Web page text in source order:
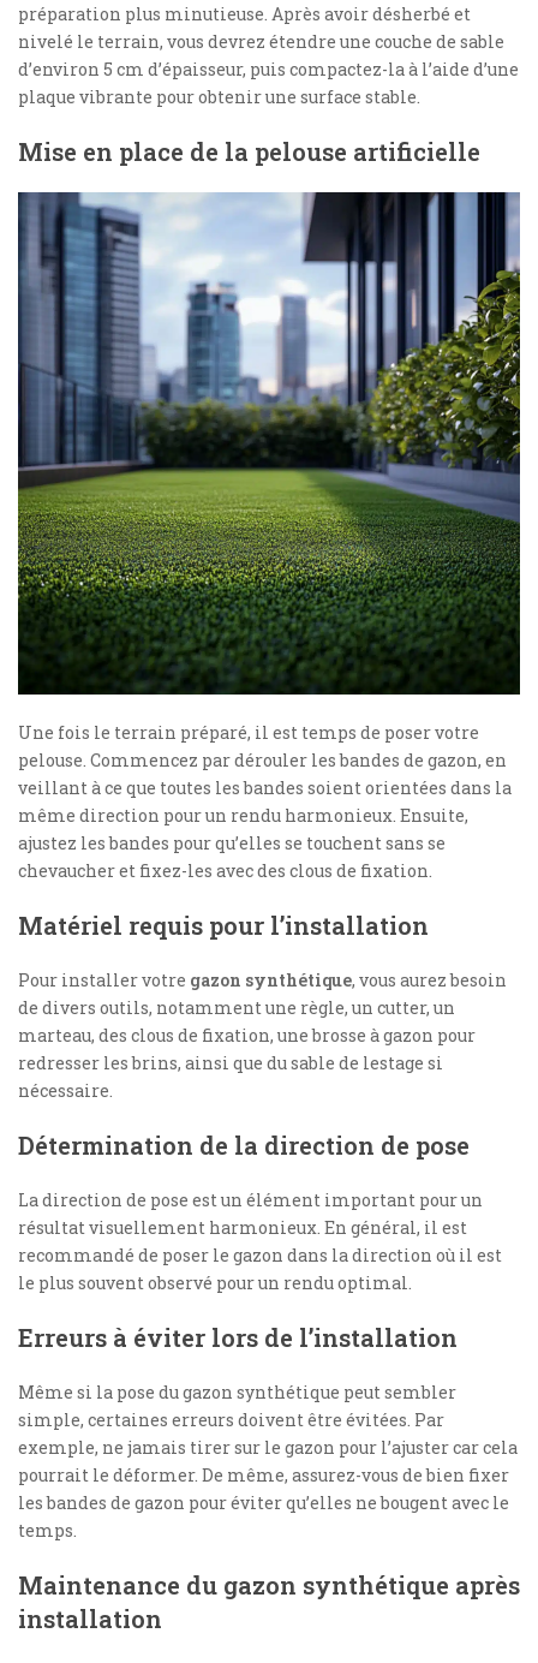
préparation plus minutieuse. Après avoir désherbé et
nivelé le terrain, vous devrez étendre une couche de sable
d’environ 5 cm d’épaisseur, puis compactez-la à l’aide d’une
plaque vibrante pour obtenir une surface stable.
Mise en place de la pelouse artificielle
Une fois le terrain préparé, il est temps de poser votre
pelouse. Commencez par dérouler les bandes de gazon, en
veillant à ce que toutes les bandes soient orientées dans la
même direction pour un rendu harmonieux. Ensuite,
ajustez les bandes pour qu’elles se touchent sans se
chevaucher et fixez-les avec des clous de fixation.
Matériel requis pour l’installation
Pour installer votre gazon synthétique, vous aurez besoin
de divers outils, notamment une règle, un cutter, un
marteau, des clous de fixation, une brosse à gazon pour
redresser les brins, ainsi que du sable de lestage si
nécessaire.
Détermination de la direction de pose
La direction de pose est un élément important pour un
résultat visuellement harmonieux. En général, il est
recommandé de poser le gazon dans la direction où il est
le plus souvent observé pour un rendu optimal.
Erreurs à éviter lors de l’installation
Même si la pose du gazon synthétique peut sembler
simple, certaines erreurs doivent être évitées. Par
exemple, ne jamais tirer sur le gazon pour l’ajuster car cela
pourrait le déformer. De même, assurez-vous de bien fixer
les bandes de gazon pour éviter qu’elles ne bougent avec le
temps.
Maintenance du gazon synthétique après
installation